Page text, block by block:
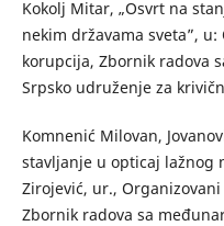
Kokolj Mitar, „Osvrt na
nekim državama sveta”,
korupcija, Zbornik radova
Srpsko udruženje za
Komnenić Milovan,
stavljanje u opticaj lažnog
Zirojević, ur.,
Zbornik radova sa